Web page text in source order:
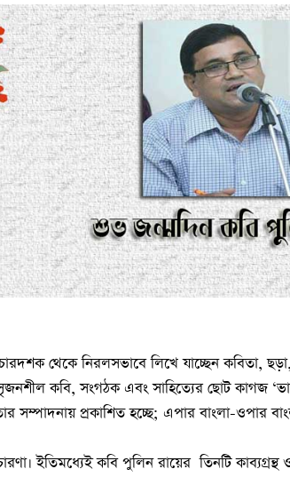
থেকে নিরলসভাবে লিখে যাচ্ছেন কবিতা,
কবি, সংগঠক এবং সাহিত্যের ছোট কাগজ
সম্পাদনায় প্রকাশিত হচ্ছে; এপার বাংলা-ওপার
ইতিমধ্যেই কবি পুলিন রায়ের তিনটি কাব্যগ্রন্থ